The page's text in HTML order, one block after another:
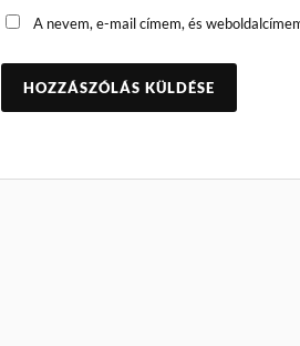
A nevem, e-mail címem, és